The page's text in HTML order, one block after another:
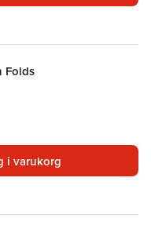
Folds
i varukorg